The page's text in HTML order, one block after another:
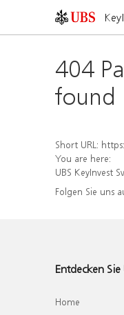
404
found
Short URL: https://
You are here:
UBS KeyInvest
Folgen Sie uns
Entdecken Sie
Home